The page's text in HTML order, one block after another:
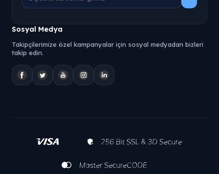
Sosyal Medya
Takipçilerimize özel kampanyalar için sosyal medyadan bizleri
takip edin.